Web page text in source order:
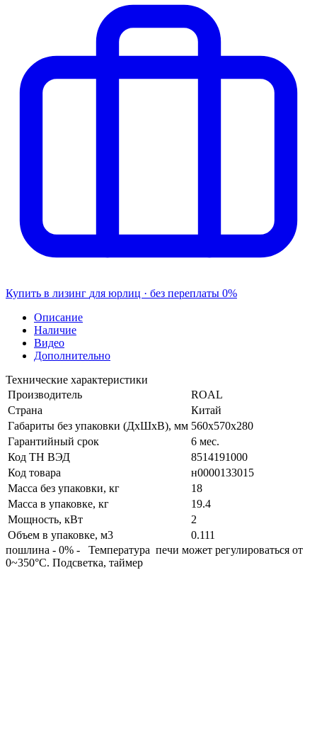
Купить в лизинг для юрлиц · без переплаты 0%
Описание
Наличие
Видео
Дополнительно
Технические характеристики
Производитель
ROAL
Страна
Китай
Габариты без упаковки (ДхШхВ), мм 560х570х280
Гарантийный срок
6 мес.
Код ТН ВЭД
8514191000
Код товара
н0000133015
Масса без упаковки, кг
18
Масса в упаковке, кг
19.4
Мощность, кВт
2
Объем в упаковке, м3
0.111
пошлина - 0% - Температура печи может регулироваться от
0~350°C. Подсветка, таймер